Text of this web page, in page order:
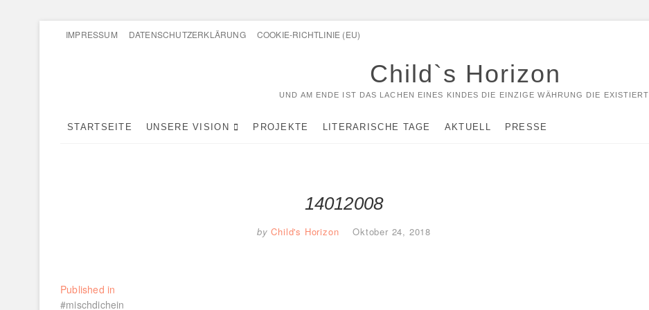
IMPRESSUM DATENSCHUTZERKLÄRUNG COOKIE-RICHTLINIE (EU)
Child`s Horizon
UND AM ENDE IST DAS LACHEN EINES KINDES DIE EINZIGE WÄHRUNG DIE EXISTIERT.
STARTSEITE UNSERE VISION PROJEKTE LITERARISCHE TAGE AKTUELL PRESSE
14012008
by Child's Horizon Oktober 24, 2018
Beitragsnavigation
Published in
#mischdichein